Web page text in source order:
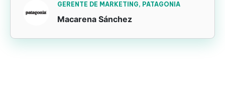
GERENTE DE MARKETING, PATAGONIA
Macarena Sánchez